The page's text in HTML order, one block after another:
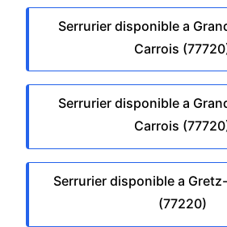
Serrurier disponible a
Carrois
Serrurier disponible a
Carrois
Serrurier disponible a
(77220)